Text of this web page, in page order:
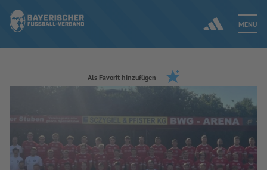
MENÜ
Jetzt einloggen
ERGEBNISSE & WETTBEWERBE
NEUIGKEITEN
Als Favorit hinzufügen